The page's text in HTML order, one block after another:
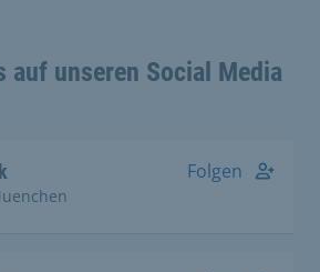
auf unseren Social Media
Folgen